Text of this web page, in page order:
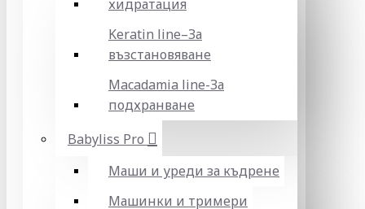
хидратация
Keratin line–За
възстановяване
Macadamia line-За
подхранване
Babyliss Pro
Маши и уреди за къдрене
Машинки и тримери